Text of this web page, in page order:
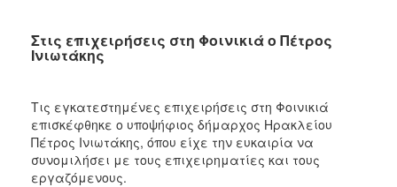
ΑΝΘΕΚΤΙΚΗ
ΠΟΛΗ
Στις επιχειρήσεις στη Φοινικιά ο Πέτρος
Ινιωτάκης
Τις εγκατεστημένες επιχειρήσεις στη Φοινικιά
επισκέφθηκε ο υποψήφιος δήμαρχος Ηρακλείου
Πέτρος Ινιωτάκης, όπου είχε την ευκαιρία να
συνομιλήσει με τους επιχειρηματίες και τους
εργαζόμενους.